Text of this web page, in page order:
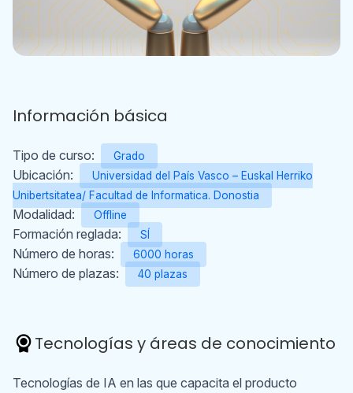
Información básica
Tipo de curso: Grado
Ubicación:
Universidad del País Vasco – Euskal Herriko
Unibertsitatea/ Facultad de Informatica. Donostia
Modalidad: Offline
Formación reglada: SÍ
Número de horas: 6000 horas
Número de plazas: 40 plazas
Tecnologías y áreas de conocimiento
Tecnologías de IA en las que capacita el producto